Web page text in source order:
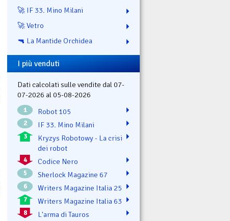
🚀 IF 33. Mino Milani
🚀 Vetro
🔫 La Mantide Orchidea
I più venduti
Dati calcolati sulle vendite dal 07-
07-2026 al 05-08-2026
1 Robot 105
2 IF 33. Mino Milani
3
Kryzys Robotowy - La crisi
dei robot
4 Codice Nero
5 Sherlock Magazine 67
6 Writers Magazine Italia 25
7 Writers Magazine Italia 63
8 L'arma di Tauros